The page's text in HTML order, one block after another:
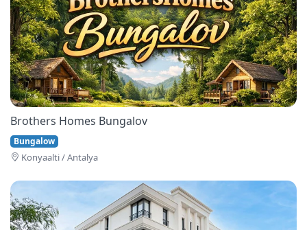
Brothers Homes Bungalov
Bungalow
Konyaalti / Antalya